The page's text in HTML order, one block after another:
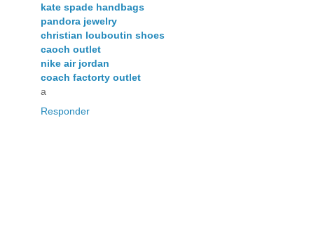
kate spade handbags
pandora jewelry
christian louboutin shoes
caoch outlet
nike air jordan
coach factorty outlet
a
Responder